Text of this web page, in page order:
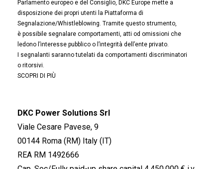
Parlamento europeo e del Consiglio, DKC Europe mette a
disposizione dei propri utenti la Piattaforma di
Segnalazione/Whistleblowing. Tramite questo strumento,
è possibile segnalare comportamenti, atti od omissioni che
ledono l’interesse pubblico o l’integrità dell’ente privato.
I segnalanti saranno tutelati da comportamenti discriminatori
o ritorsivi.
SCOPRI DI PIÙ
DKC Power Solutions Srl
Viale Cesare Pavese, 9
00144 Roma (RM) Italy (IT)
REA RM 1492666